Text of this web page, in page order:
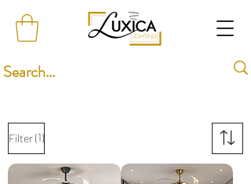
Filter(1)